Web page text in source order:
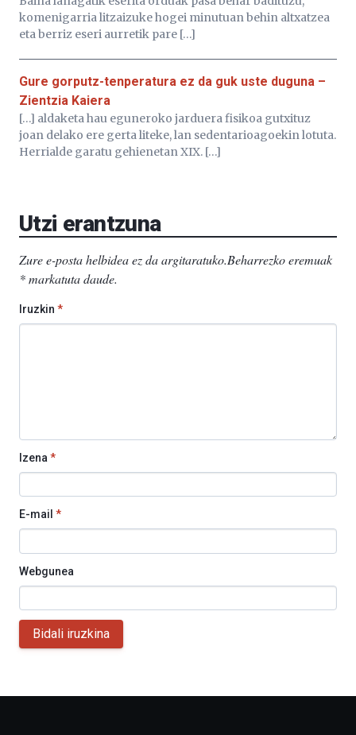
komenigarria litzaizuke hogei minutuan behin altxatzea
eta berriz eseri aurretik pare […]
Gure gorputz-tenperatura ez da guk uste duguna –
Zientzia Kaiera
[…] aldaketa hau eguneroko jarduera fisikoa gutxituz
joan delako ere gerta liteke, lan sedentarioagoekin lotuta.
Herrialde garatu gehienetan XIX. […]
Utzi erantzuna
Zure e-posta helbidea ez da argitaratuko.Beharrezko eremuak
*markatuta daude.
Iruzkin *
Izena *
E-mail *
Webgunea
Bidali iruzkina